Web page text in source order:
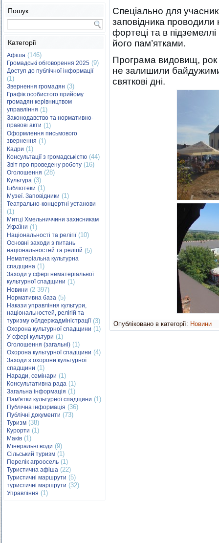
Пошук
Категорії
Афіша (146)
Громадські обговорення 2025 (9)
Доступ до публічної інформації
(1)
Звернення громадян (3)
Графік особистого прийому
громадян керівництвом
управління (1)
Законодавство та нормативно-
правові акти (1)
Оформлення письмового
звернення (1)
Кадри (1)
Консультації з громадськістю (44)
Звіт про проведену роботу (16)
Оголошення (28)
Культура (3)
Бібліотеки (1)
Музеї. Заповідники (1)
Театрально-концертні установи
(1)
Митці Хмельниччини захисникам
України (1)
Національності та релігії(10)
Основні заходи з питань
національностей та релігій (5)
Нематеріальна культурна
спадщина (1)
Заходи у сфері нематеріальної
культурної спадщини (1)
Новини (2 397)
Нормативна база (5)
Накази управління культури,
національностей, релігій та
туризму облдержадміністрації(3)
Охорона культурної спадщини (1)
У сфері культури (1)
Оголошення (загальні) (1)
Охорона культурної спадщини (4)
Заходи з охорони культурної
спадщини (1)
Наради, семінари (1)
Консультативна рада (1)
Загальна інформація (1)
Пам'ятки культурної спадщини (1)
Публічна інформація (36)
Публічні документи (73)
Туризм (38)
Курорти (1)
Маків (1)
Мінеральні води (9)
Сільський туризм (1)
Перелік агроосель (1)
Туристична афіша (22)
Туристичні маршрути (5)
туристичні маршрути (32)
Управління (1)
Спеціально для
заповідника проводили
фортеці та в
його пам’ятками.
Програма видовищ, рок
не залишили
святкові дні.
Опубліковано в категорії: Новини